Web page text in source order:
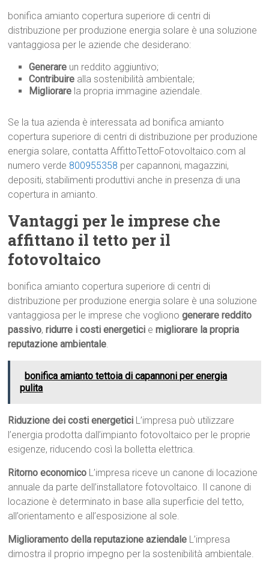
bonifica amianto copertura superiore di centri di
distribuzione per produzione energia solare è una soluzione
vantaggiosa per le aziende che desiderano:
Generare un reddito aggiuntivo;
Contribuire alla sostenibilità ambientale;
Migliorare la propria immagine aziendale.
Se la tua azienda è interessata ad bonifica amianto
copertura superiore di centri di distribuzione per produzione
energia solare, contatta AffittoTettoFotovoltaico.com al
numero verde 800955358 per capannoni, magazzini,
depositi, stabilimenti produttivi anche in presenza di una
copertura in amianto.
Vantaggi per le imprese che
affittano il tetto per il
fotovoltaico
bonifica amianto copertura superiore di centri di
distribuzione per produzione energia solare è una soluzione
vantaggiosa per le imprese che voglionogenerare reddito
passivo,ridurre i costi energetici emigliorare la propria
reputazione ambientale.
bonifica amianto tettoia di capannoni per energia
pulita
Riduzione dei costi energetici L’impresa può utilizzare
l’energia prodotta dall’impianto fotovoltaico per le proprie
esigenze, riducendo così la bolletta elettrica.
Ritorno economico L’impresa riceve un canone di locazione
annuale da parte dell’installatore fotovoltaico. Il canone di
locazione è determinato in base alla superficie del tetto,
all’orientamento e all’esposizione al sole.
Miglioramento della reputazione aziendale L’impresa
dimostra il proprio impegno per la sostenibilità ambientale.